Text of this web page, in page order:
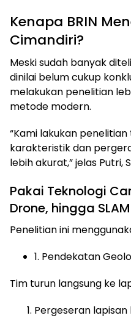
Kenapa BRIN
Cimandiri?
Meski sudah banyak
dinilai belum cukup
melakukan penelitian
metode modern.
“Kami lakukan
karakteristik dan
lebih akurat,” jelas Putri,
Pakai Teknologi
Drone, hingga
Penelitian ini
1. Pendekatan
Tim turun langsung ke
Pergeseran